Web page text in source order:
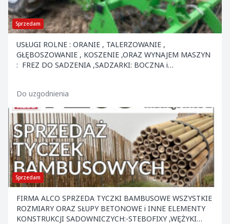
Sprzedam
USŁUGI ROLNE : ORANIE , TALERZOWANIE ,
GŁĘBOSZOWANIE , KOSZENIE ,ORAZ WYNAJEM MASZYN
: FREZ DO SADZENIA ,SADZARKI: BOCZNA i
Do uzgodnienia
Sprzedam
FIRMA ALCO SPRZEDA TYCZKI BAMBUSOWE WSZYSTKIE
ROZMIARY ORAZ SŁUPY BETONOWE i INNE ELEMENTY
KONSTRUKCJI SADOWNICZYCH:-STEBOFIXY ,WĘŻYKI